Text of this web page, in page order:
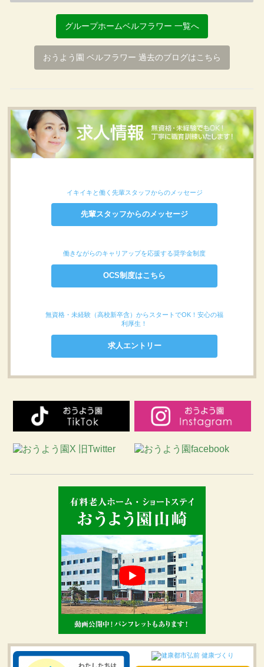
グループホームベルフラワー 一覧へ
おうよう園 ベルフラワー 過去のブログはこちら
イキイキと働く先輩スタッフからのメッセージ
先輩スタッフからのメッセージ
働きながらのキャリアップを応援する奨学金制度
OCS制度はこちら
無資格・未経験（高校新卒含）からスタートでOK！安心の福
利厚生！
求人エントリー